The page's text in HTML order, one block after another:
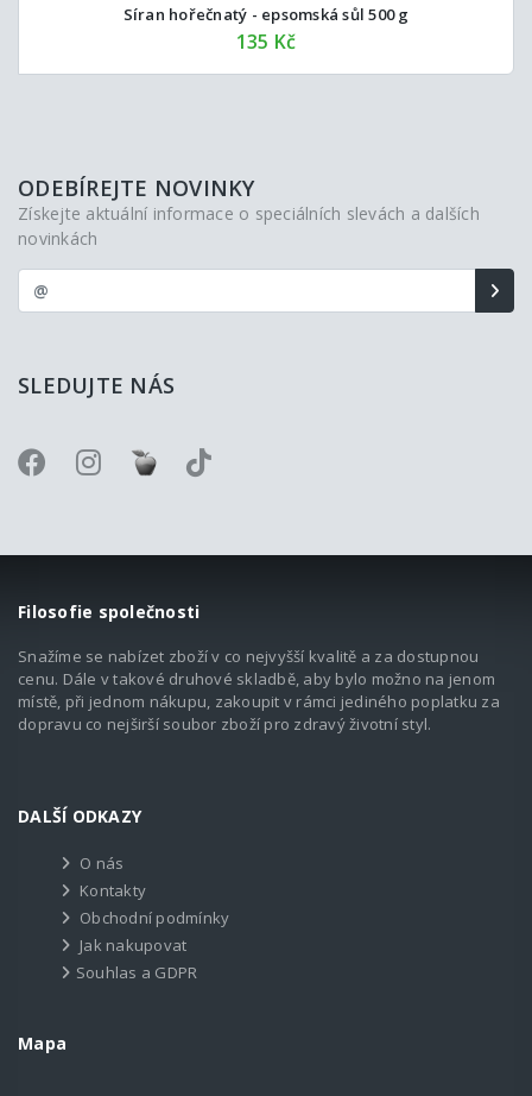
Síran hořečnatý - epsomská sůl 500 g
135 Kč
ODEBÍREJTE NOVINKY
Získejte aktuální informace o speciálních slevách a dalších
novinkách
SLEDUJTE NÁS
Filosofie společnosti
Snažíme se nabízet zboží v co nejvyšší kvalitě a za dostupnou
cenu. Dále v takové druhové skladbě, aby bylo možno na jenom
místě, při jednom nákupu, zakoupit v rámci jediného poplatku za
dopravu co nejširší soubor zboží pro zdravý životní styl.
DALŠÍ ODKAZY
O nás
Kontakty
Obchodní podmínky
Jak nakupovat
Souhlas a GDPR
Mapa